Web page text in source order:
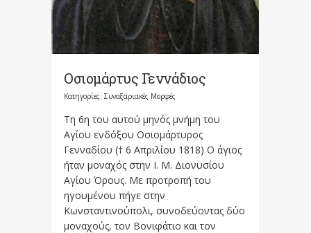
Οσιομάρτυς Γεννάδιος
Κατηγορίες: Συναξαριακές Μορφές
Τη 6η του αυτού μηνός μνήμη του
Αγίου ενδόξου Οσιομάρτυρος
Γενναδίου († 6 Απριλίου 1818) Ο άγιος
ήταν μοναχός στην Ι. Μ. Διονυσίου
Αγίου Όρους. Με προτροπή του
ηγουμένου πήγε στην
Κωνσταντινούπολι, συνοδεύοντας δύο
μοναχούς, τον Βονιφάτιο και τον